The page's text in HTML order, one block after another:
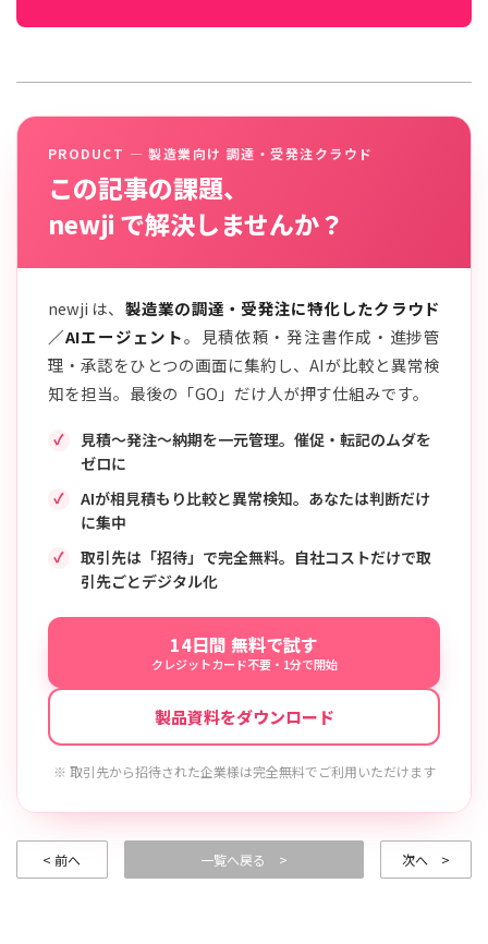
PRODUCT — 製造業向け 調達・受発注クラウド
この記事の課題、
newji で解決しませんか？
newji は、 製造業の調達・受発注に特化したクラウド
／AIエージェント。見積依頼・発注書作成・進捗管
理・承認をひとつの画面に集約し、AIが比較と異常検
知を担当。最後の「GO」だけ人が押す仕組みです。
見積〜発注〜納期を一元管理。催促・転記のムダを
ゼロに
AIが相見積もり比較と異常検知。あなたは判断だけ
に集中
取引先は「招待」で完全無料。自社コストだけで取
引先ごとデジタル化
14日間 無料で試す
クレジットカード不要・1分で開始
製品資料をダウンロード
※ 取引先から招待された企業様は完全無料でご利用いただけます
< 前へ 一覧へ戻る > 次へ >